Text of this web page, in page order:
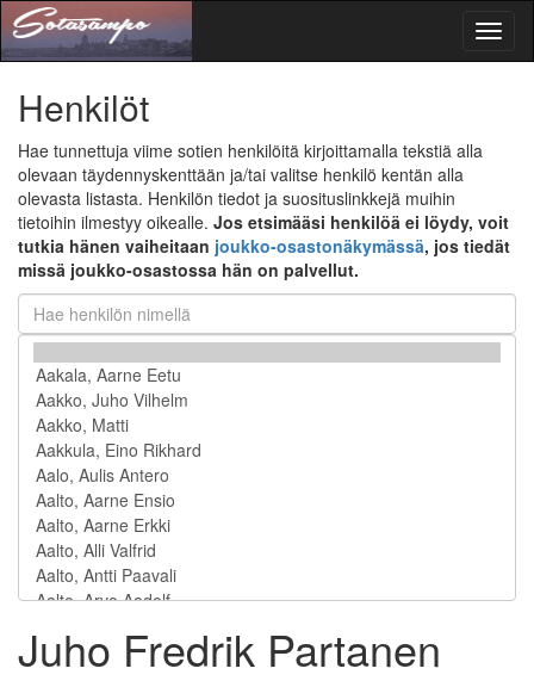
Henkilöt
Hae tunnettuja viime sotien henkilöitä kirjoittamalla tekstiä alla
olevaan täydennyskenttään ja/tai valitse henkilö kentän alla
olevasta listasta. Henkilön tiedot ja suosituslinkkejä muihin
tietoihin ilmestyy oikealle. Jos etsimääsi henkilöä ei löydy, voit
tutkia hänen vaiheitaan joukko-osastonäkymässä, jos tiedät
missä joukko-osastossa hän on palvellut.
Juho Fredrik Partanen